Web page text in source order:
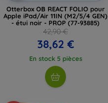
Otterbox OB REACT FOLIO pour
Apple iPad/Air 11IN (M2/5/4 GEN)
- étui noir - PROP (77-93885)
42,90 €
38,62 €
En stock 5 pièces